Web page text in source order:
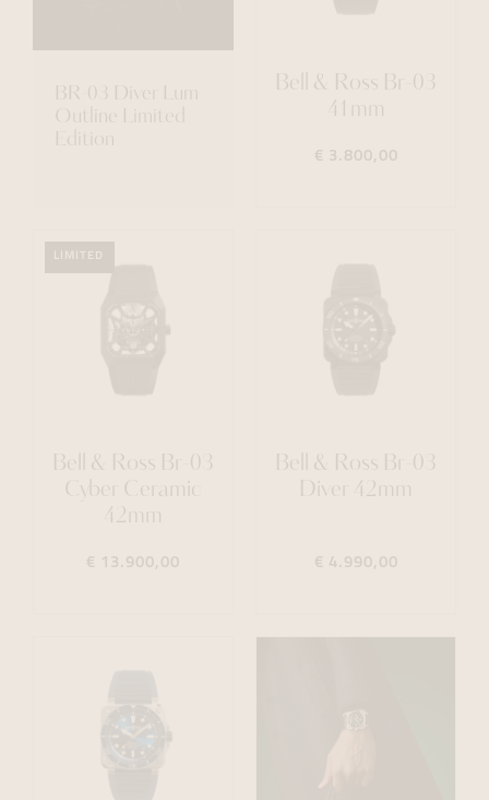
BR-03 Diver Lum
Outline Limited
Edition
Bell & Ross Br-03
41mm
€ 3.800,00
LIMITED
Bell & Ross Br-03
Cyber Ceramic
42mm
€ 13.900,00
Bell & Ross Br-03
Diver 42mm
€ 4.990,00